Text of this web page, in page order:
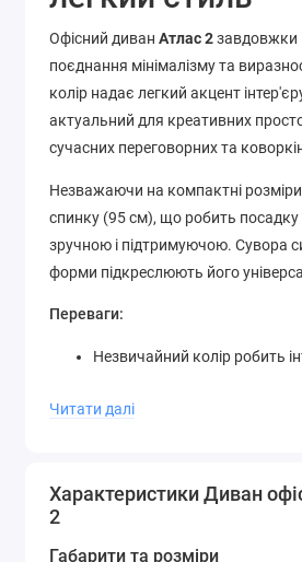
Офісний диван Атлас 2завдовжки
поєднання мінімалізму та
колір надає легкий акцент
актуальний для креативних
сучасних переговорних та
Незважаючи на компактні
спинку (95 см), що робить
зручною і підтримуючою. Сувора
форми підкреслюють його
Переваги:
Незвичайний колір робить
Стиль — модерн із
Читати далі
Характеристики Диван
2
Габарити та розміри